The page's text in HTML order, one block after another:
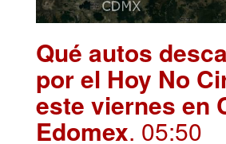
Qué autos
por el Hoy No
este viernes en
Edomex. 05:50